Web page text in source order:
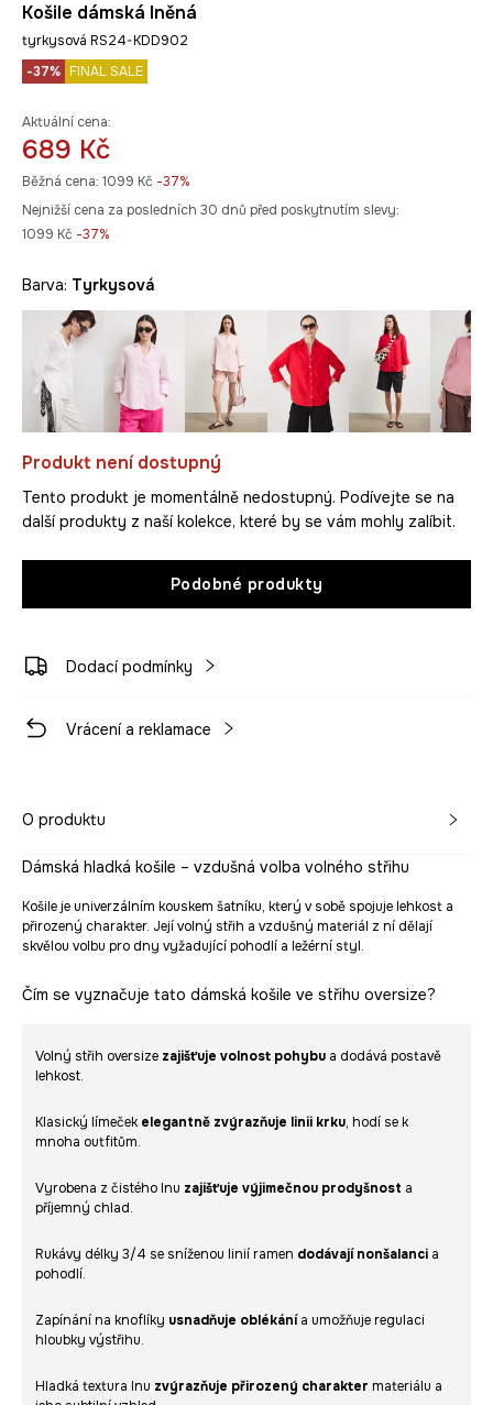
Košile dámská lněná
tyrkysová RS24-KDD902
-37% FINAL SALE
Aktuální cena:
689 Kč
Běžná cena: 1099 Kč -37%
Nejnižší cena za posledních 30 dnů před poskytnutím slevy:
1099 Kč -37%
Barva: tyrkysová
Produkt není dostupný
Tento produkt je momentálně nedostupný. Podívejte se na
další produkty z naší kolekce, které by se vám mohly zalíbit.
Podobné produkty
Dodací podmínky
Vrácení a reklamace
O produktu
Dámská hladká košile – vzdušná volba volného střihu
Košile je univerzálním kouskem šatníku, který v sobě spojuje lehkost a
přirozený charakter. Její volný střih a vzdušný materiál z ní dělají
skvělou volbu pro dny vyžadující pohodlí a ležérní styl.
Čím se vyznačuje tato dámská košile ve střihu oversize?
Volný střih oversize zajišťuje volnost pohybu a dodává postavě
lehkost.
Klasický límeček elegantně zvýrazňuje linii krku, hodí se k
mnoha outfitům.
Vyrobena z čistého lnu zajišťuje výjimečnou prodyšnost a
příjemný chlad.
Rukávy délky 3/4 se sníženou linií ramen dodávají nonšalanci a
pohodlí.
Zapínání na knoflíky usnadňuje oblékánía umožňuje regulaci
hloubky výstřihu.
Hladká textura lnu zvýrazňuje přirozený charakter materiálu a